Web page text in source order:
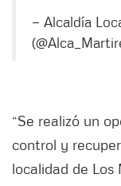
— Alcaldía
“Se realizó un
control y
localidad de